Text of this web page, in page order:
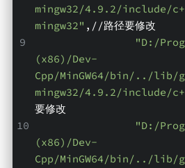
mingw32/4.9.2/include/
mingw32" ,//路径要修改
"D:/
(x86)/Dev-
Cpp/MinGW64/bin/../lib/
mingw32/4.9.2/include/
要修改
"D:/
(x86)/Dev-
Cpp/MinGW64/bin/../lib/